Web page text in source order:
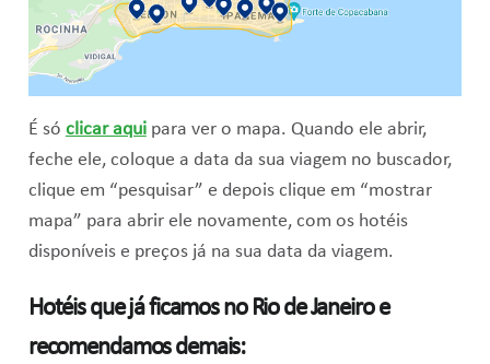
É só clicar aquipara ver o mapa. Quando ele abrir,
feche ele, coloque a data da sua viagem no buscador,
clique em “pesquisar” e depois clique em “mostrar
mapa” para abrir ele novamente, com os hotéis
disponíveis e preços já na sua data da viagem.
Hotéis que já ficamos no Rio de Janeiro e
recomendamos demais: